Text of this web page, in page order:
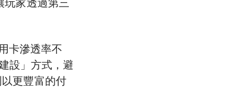
卡滲透率不
設」方式，避
更豐富的付